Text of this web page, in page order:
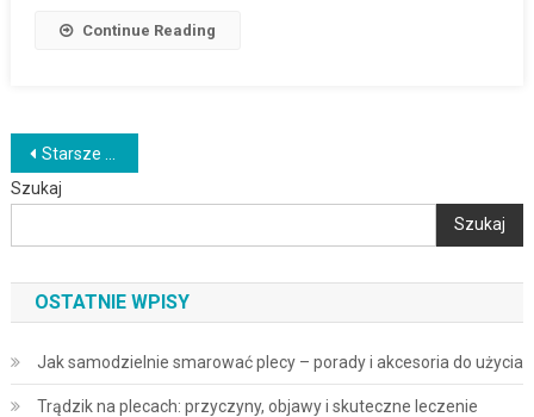
Continue Reading
Nawigacja
po
wpisach
Starsze wpisy
Szukaj
Szukaj
OSTATNIE WPISY
Jak samodzielnie smarować plecy – porady i akcesoria do użycia
Trądzik na plecach: przyczyny, objawy i skuteczne leczenie